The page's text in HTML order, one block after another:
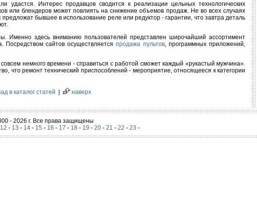
удастся. Интерес продавцов сводится к реализации цельных технологических
или блендеров может повлиять на снижение объемов продаж. Не во всех случаях
бывшее в использование реле или редуктор - гарантии, что завтра деталь
Именно здесь вниманию пользователей представлен широчайший ассортимент
Посредством сайтов осуществляетсяпродажа пультов, программных приложений,
немного времени - справиться с работой сможет каждый «рукастый мужчина».
что ремонт технический приспособлений - мероприятие, относящееся к категории
в каталог статей наверх
- 2026 г. Все права защищены
12 - 13 - 14- 15 - 16 - 17 - 18- 19 - 20- 21 - 22 - 23 -